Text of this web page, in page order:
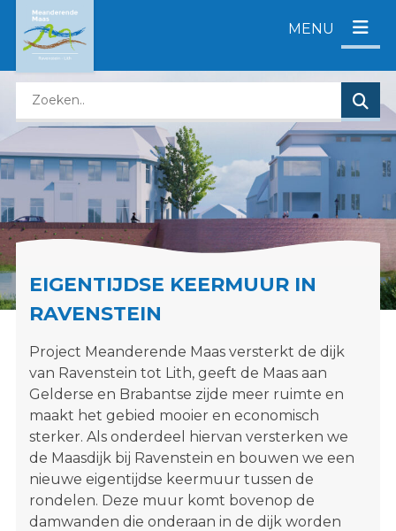
e
a
a
r
c
o
n
t
e
MENU
o
e
e
n
o
p
d
e
z
RAVENSTEIN
EIGENTIJDSE KEERMUUR IN
RAVENSTEIN
Project Meanderende Maas versterkt de dijk
van Ravenstein tot Lith, geeft de Maas aan
Gelderse en Brabantse zijde meer ruimte en
maakt het gebied mooier en economisch
sterker. Als onderdeel hiervan versterken we
de Maasdijk bij Ravenstein en bouwen we een
nieuwe eigentijdse keermuur tussen de
rondelen. Deze muur komt bovenop de
damwanden die onderaan in de dijk worden